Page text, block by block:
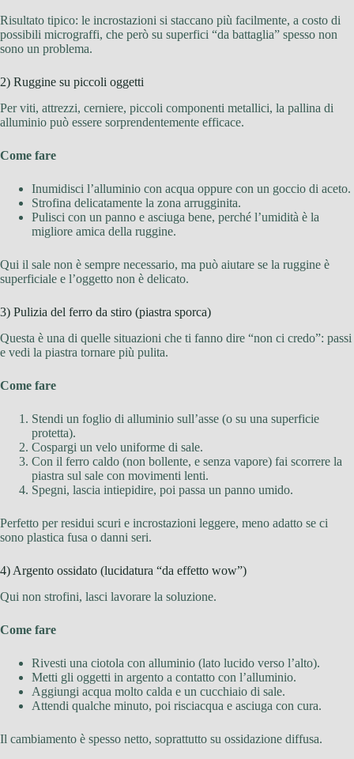
Risultato tipico: le incrostazioni si staccano più facilmente, a costo di
possibili micrograffi, che però su superfici “da battaglia” spesso non
sono un problema.
2) Ruggine su piccoli oggetti
Per viti, attrezzi, cerniere, piccoli componenti metallici, la pallina di
alluminio può essere sorprendentemente efficace.
Come fare
Inumidisci l’alluminio con acqua oppure con un goccio di aceto.
Strofina delicatamente la zona arrugginita.
Pulisci con un panno e asciuga bene, perché l’umidità è la
migliore amica della ruggine.
Qui il sale non è sempre necessario, ma può aiutare se la ruggine è
superficiale e l’oggetto non è delicato.
3) Pulizia del ferro da stiro (piastra sporca)
Questa è una di quelle situazioni che ti fanno dire “non ci credo”: passi
e vedi la piastra tornare più pulita.
Come fare
Stendi un foglio di alluminio sull’asse (o su una superficie
protetta).
Cospargi un velo uniforme di sale.
Con il ferro caldo (non bollente, e senza vapore) fai scorrere la
piastra sul sale con movimenti lenti.
Spegni, lascia intiepidire, poi passa un panno umido.
Perfetto per residui scuri e incrostazioni leggere, meno adatto se ci
sono plastica fusa o danni seri.
4) Argento ossidato (lucidatura “da effetto wow”)
Qui non strofini, lasci lavorare la soluzione.
Come fare
Rivesti una ciotola con alluminio (lato lucido verso l’alto).
Metti gli oggetti in argento a contatto con l’alluminio.
Aggiungi acqua molto calda e un cucchiaio di sale.
Attendi qualche minuto, poi risciacqua e asciuga con cura.
Il cambiamento è spesso netto, soprattutto su ossidazione diffusa.